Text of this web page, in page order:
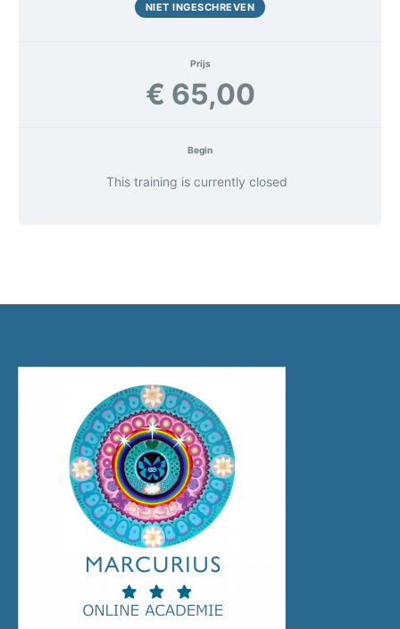
NIET INGESCHREVEN
Prijs
€ 65,00
Begin
This training is currently closed